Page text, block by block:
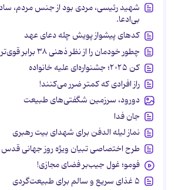
شهید رئیسی، مردی بود از جنس مردم،
بی‌ادعا.
کدهای پیشواز پویش چله دعای عهد
چطور خودمان را از نظر ذهنی ۳۸ برابر قوی‌تر کنیم؟
کن ۲۰۲۵؛ جشنواره‌ای علیه خانواده
راز افرادی که کمتر ضرر می‌کنند!
دورود، سرزمین شگفتی‌های طبیعت
جان فدا
نماز لیله الدفن برای شهدای بیت رهبری
طرح اختصاصی تبیان ویژه روز جهانی قدس
فومو؛ غول جیب‌بر فضای مجازی!
۵ غذای سریع و سالم برای طبیعت‌گردی